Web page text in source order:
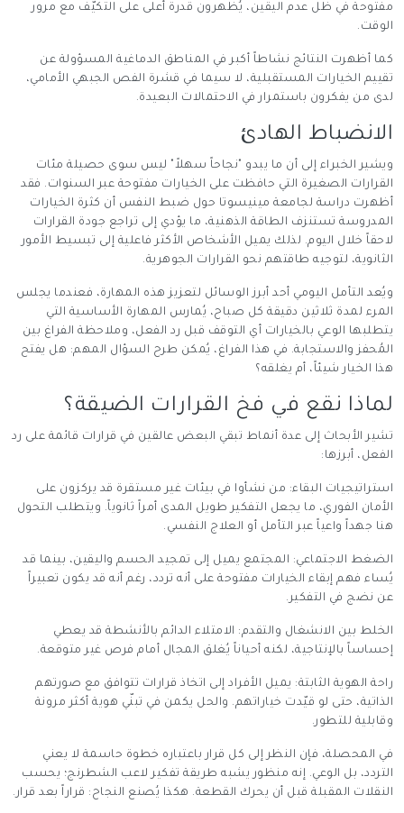
مفتوحة في ظل عدم اليقين، يُظهرون قدرة أعلى على التكيّف مع مرور
الوقت.
كما أظهرت النتائج نشاطاً أكبر في المناطق الدماغية المسؤولة عن
تقييم الخيارات المستقبلية، لا سيما في قشرة الفص الجبهي الأمامي،
لدى من يفكرون باستمرار في الاحتمالات البعيدة.
الانضباط الهادئ
ويشير الخبراء إلى أن ما يبدو "نجاحاً سهلاً" ليس سوى حصيلة مئات
القرارات الصغيرة التي حافظت على الخيارات مفتوحة عبر السنوات. فقد
أظهرت دراسة لجامعة مينيسوتا حول ضبط النفس أن كثرة الخيارات
المدروسة تستنزف الطاقة الذهنية، ما يؤدي إلى تراجع جودة القرارات
لاحقاً خلال اليوم. لذلك يميل الأشخاص الأكثر فاعلية إلى تبسيط الأمور
الثانوية، لتوجيه طاقتهم نحو القرارات الجوهرية.
ويُعد التأمل اليومي أحد أبرز الوسائل لتعزيز هذه المهارة، فعندما يجلس
المرء لمدة ثلاثين دقيقة كل صباح، يُمارس المهارة الأساسية التي
يتطلبها الوعي بالخيارات أي التوقف قبل رد الفعل، وملاحظة الفراغ بين
المُحفز والاستجابة. في هذا الفراغ، يُمكن طرح السؤال المهم: هل يفتح
هذا الخيار شيئاً، أم يغلقه؟
لماذا نقع في فخ القرارات الضيقة؟
تشير الأبحاث إلى عدة أنماط تبقي البعض عالقين في قرارات قائمة على رد
الفعل، أبرزها:
استراتيجيات البقاء: من نشأوا في بيئات غير مستقرة قد يركزون على
الأمان الفوري، ما يجعل التفكير طويل المدى أمراً ثانوياً. ويتطلب التحول
هنا جهداً واعياً عبر التأمل أو العلاج النفسي.
الضغط الاجتماعي: المجتمع يميل إلى تمجيد الحسم واليقين، بينما قد
يُساء فهم إبقاء الخيارات مفتوحة على أنه تردد، رغم أنه قد يكون تعبيراً
عن نضج في التفكير.
الخلط بين الانشغال والتقدم: الامتلاء الدائم بالأنشطة قد يعطي
إحساساً بالإنتاجية، لكنه أحياناً يُغلق المجال أمام فرص غير متوقعة.
راحة الهوية الثابتة: يميل الأفراد إلى اتخاذ قرارات تتوافق مع صورتهم
الذاتية، حتى لو قيّدت خياراتهم. والحل يكمن في تبنّي هوية أكثر مرونة
وقابلية للتطور.
في المحصلة، فإن النظر إلى كل قرار باعتباره خطوة حاسمة لا يعني
التردد، بل الوعي. إنه منظور يشبه طريقة تفكير لاعب الشطرنج؛ يحسب
النقلات المقبلة قبل أن يحرك القطعة. هكذا يُصنع النجاح: قراراً بعد قرار.